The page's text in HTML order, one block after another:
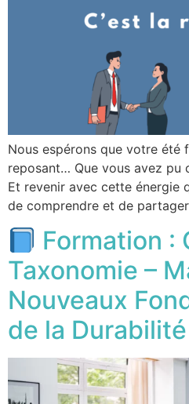
Nous espérons que votre été
reposant… Que vous avez pu
Et revenir avec cette énergie
de comprendre et de
Formation :
Taxonomie –
Nouveaux
de la Durabilité